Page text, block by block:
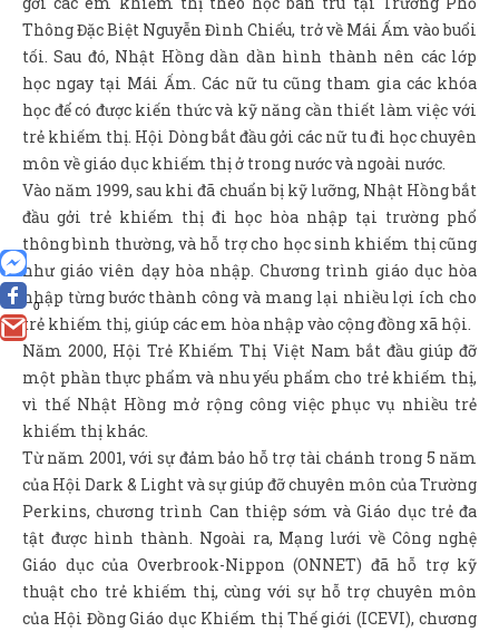
0
Thông Đặc Biệt Nguyễn Đình Chiểu, trở về Mái Ấm vào buổi
tối. Sau đó, Nhật Hồng dần dần hình thành nên các lớp
học ngay tại Mái Ấm. Các nữ tu cũng tham gia các khóa
học để có được kiến thức và kỹ năng cần thiết làm việc với
trẻ khiếm thị. Hội Dòng bắt đầu gởi các nữ tu đi học chuyên
môn về giáo dục khiếm thị ở trong nước và ngoài nước.
Vào năm 1999, sau khi đã chuẩn bị kỹ lưỡng, Nhật Hồng bắt
đầu gởi trẻ khiếm thị đi học hòa nhập tại trường phổ
thông bình thường, và hỗ trợ cho học sinh khiếm thị cũng
như giáo viên dạy hòa nhập. Chương trình giáo dục hòa
nhập từng bước thành công và mang lại nhiều lợi ích cho
trẻ khiếm thị, giúp các em hòa nhập vào cộng đồng xã hội.
Năm 2000, Hội Trẻ Khiếm Thị Việt Nam bắt đầu giúp đỡ
một phần thực phẩm và nhu yếu phẩm cho trẻ khiếm thị,
vì thế Nhật Hồng mở rộng công việc phục vụ nhiều trẻ
khiếm thị khác.
Từ năm 2001, với sự đảm bảo hỗ trợ tài chánh trong 5 năm
của Hội Dark & Light và sự giúp đỡ chuyên môn của Trường
Perkins, chương trình Can thiệp sớm và Giáo dục trẻ đa
tật được hình thành. Ngoài ra, Mạng lưới về Công nghệ
Giáo dục của Overbrook-Nippon (ONNET) đã hỗ trợ kỹ
thuật cho trẻ khiếm thị, cùng với sự hỗ trợ chuyên môn
của Hội Đồng Giáo dục Khiếm thị Thế giới (ICEVI), chương